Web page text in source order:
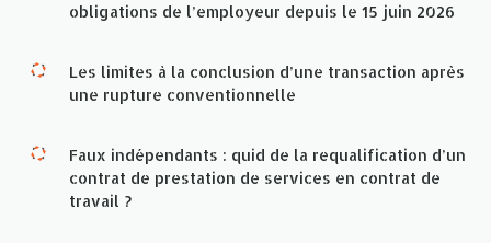
obligations de l’employeur depuis le 15 juin 2026
Les limites à la conclusion d’une transaction après
une rupture conventionnelle
Faux indépendants : quid de la requalification d’un
contrat de prestation de services en contrat de
travail ?